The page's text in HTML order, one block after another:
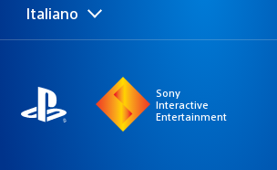
Seleziona
una
Regione
attuale:
Italiano
Sony
Interactive
Entertainment